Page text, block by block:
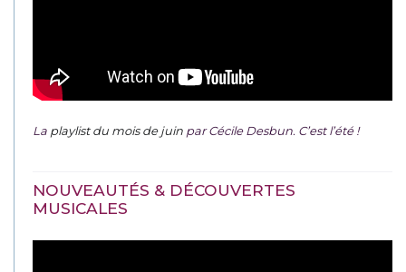
La playlist du mois de juin par Cécile Desbun. C’est l’été !
NOUVEAUTÉS & DÉCOUVERTES
MUSICALES